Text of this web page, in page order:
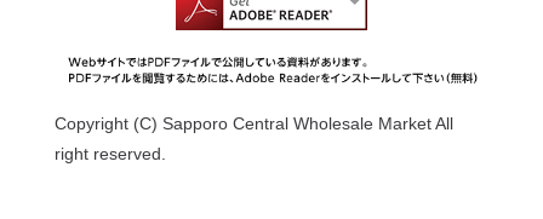
Copyright (C) Sapporo Central Wholesale Market All
right reserved.